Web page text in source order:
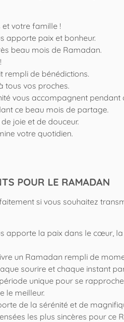
votre famille !
apporte paix et bonheur.
beau mois de Ramadan.
rempli de bénédictions.
tous vos proches.
vous accompagnent pendant
ce beau mois de partage.
joie et de douceur.
votre quotidien.
POUR LE RAMADAN
si vous souhaitez
apporte la paix dans le cœur,
un Ramadan rempli de
sourire et chaque instant
unique pour se
le meilleur.
de la sérénité et de
les plus sincères pour ce